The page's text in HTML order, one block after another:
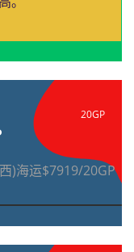
20GP
)海运$7919/20GP